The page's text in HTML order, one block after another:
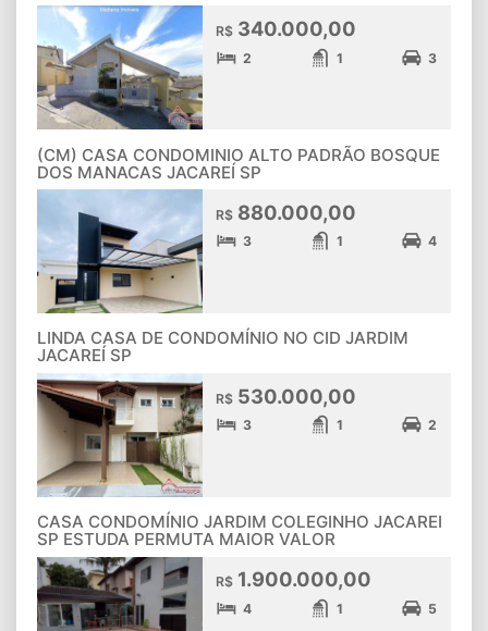
R$ 340.000,00
2 1 3
(CM) CASA CONDOMINIO ALTO PADRÃO BOSQUE
DOS MANACAS JACAREÍ SP
R$ 880.000,00
3 1 4
LINDA CASA DE CONDOMÍNIO NO CID JARDIM
JACAREÍ SP
R$ 530.000,00
3 1 2
CASA CONDOMÍNIO JARDIM COLEGINHO JACAREI
SP ESTUDA PERMUTA MAIOR VALOR
R$ 1.900.000,00
4 1 5